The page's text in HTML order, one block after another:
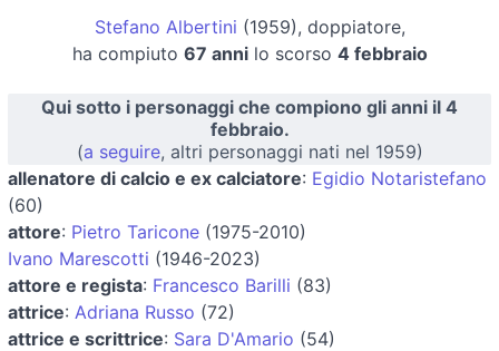
Stefano Albertini (1959), doppiatore,
ha compiuto 67 annilo scorso 4 febbraio
Qui sotto i personaggi che compiono gli anni il 4
febbraio.
(a seguire, altri personaggi nati nel 1959)
allenatore di calcio e ex calciatore: Egidio Notaristefano
(60)
attore: Pietro Taricone (1975-2010)
Ivano Marescotti (1946-2023)
attore e regista: Francesco Barilli (83)
attrice: Adriana Russo (72)
attrice e scrittrice: Sara D'Amario (54)